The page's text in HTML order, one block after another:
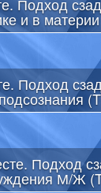
и в
Подход
Подход
М/Ж